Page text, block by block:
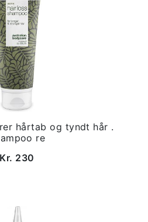
hårtab og tyndt hår .
re
Kr. 230